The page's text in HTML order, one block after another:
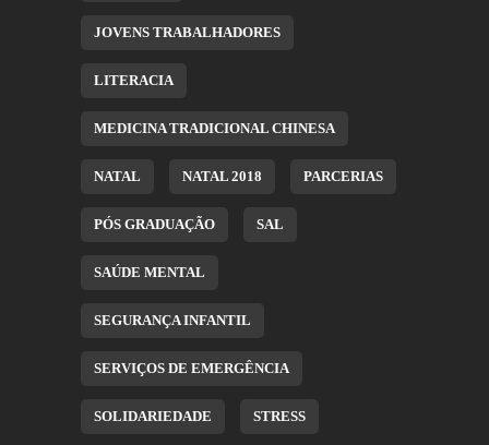
JOVENS TRABALHADORES
LITERACIA
MEDICINA TRADICIONAL CHINESA
NATAL NATAL 2018 PARCERIAS
PÓS GRADUAÇÃO SAL
SAÚDE MENTAL
SEGURANÇA INFANTIL
SERVIÇOS DE EMERGÊNCIA
SOLIDARIEDADE STRESS